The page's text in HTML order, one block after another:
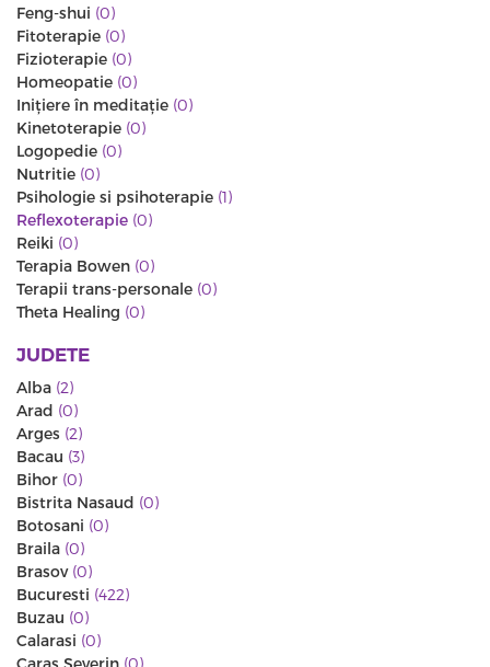
Feng-shui (0)
Fitoterapie (0)
Fizioterapie (0)
Homeopatie (0)
Iniţiere în meditaţie (0)
Kinetoterapie (0)
Logopedie (0)
Nutritie (0)
Psihologie si psihoterapie (1)
Reflexoterapie (0)
Reiki (0)
Terapia Bowen (0)
Terapii trans-personale (0)
Theta Healing (0)
JUDETE
Alba (2)
Arad (0)
Arges (2)
Bacau (3)
Bihor (0)
Bistrita Nasaud (0)
Botosani (0)
Braila (0)
Brasov (0)
Bucuresti (422)
Buzau (0)
Calarasi (0)
Caras Severin (0)